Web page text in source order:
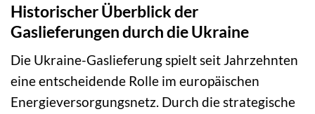
Historischer Überblick der
Gaslieferungen durch die Ukraine
Die Ukraine-Gaslieferung spielt seit Jahrzehnten
eine entscheidende Rolle im europäischen
Energieversorgungsnetz. Durch die strategische